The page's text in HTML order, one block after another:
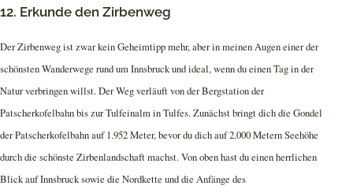
12. Erkunde den Zirbenweg
Der Zirbenweg ist zwar kein Geheimtipp mehr, aber in meinen Augen einer der
schönsten Wanderwege rund um Innsbruck und ideal, wenn du einen Tag in der
Natur verbringen willst. Der Weg verläuft von der Bergstation der
Patscherkofelbahn bis zur Tulfeinalm in Tulfes. Zunächst bringt dich die Gondel
der Patscherkofelbahn auf 1.952 Meter, bevor du dich auf 2.000 Metern Seehöhe
durch die schönste Zirbenlandschaft machst. Von oben hast du einen herrlichen
Blick auf Innsbruck sowie die Nordkette und die Anfänge des